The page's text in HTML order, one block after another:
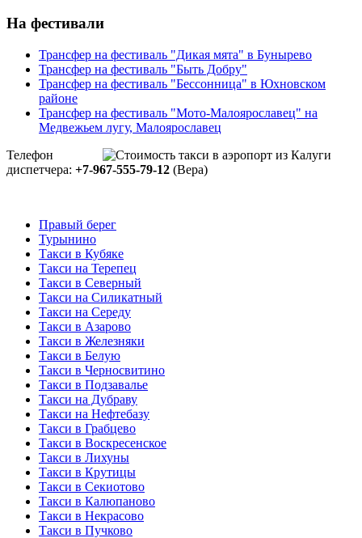
На фестивали
Трансфер на фестиваль "Дикая мята" в Бунырево
Трансфер на фестиваль "Быть Добру"
Трансфер на фестиваль "Бессонница" в Юхновском
районе
Трансфер на фестиваль "Мото-Малоярославец" на
Медвежьем лугу, Малоярославец
Телефон
диспетчера: +7-967-555-79-12 (Вера)
Правый берег
Турынино
Такси в Кубяке
Такси на Терепец
Такси в Северный
Такси на Силикатный
Такси на Середу
Такси в Азарово
Такси в Железняки
Такси в Белую
Такси в Черносвитино
Такси в Подзавалье
Такси на Дубраву
Такси на Нефтебазу
Такси в Грабцево
Такси в Воскресенское
Такси в Лихуны
Такси в Крутицы
Такси в Секиотово
Такси в Калюпаново
Такси в Некрасово
Такси в Пучково